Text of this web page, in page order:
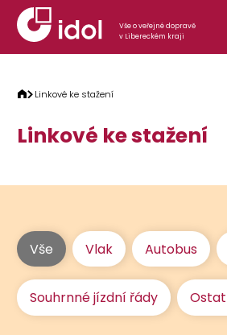
Přeskočit na obsah
Vše o veřejné dopravě
v Libereckém kraji
Linkové ke stažení
Linkové ke stažení
Vše Vlak Autobus
Souhrnné jízdní řády